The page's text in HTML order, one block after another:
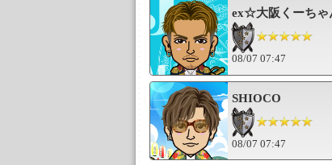
ex☆大阪くーちゃ
08/07 07:47
SHIOCO
08/07 07:47